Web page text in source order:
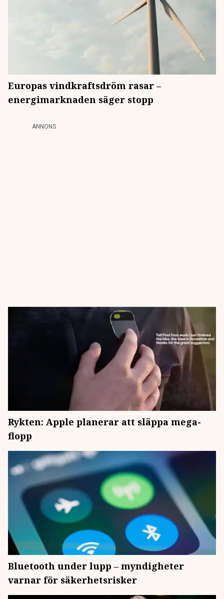
Europas vindkraftsdröm rasar –
energimarknaden säger stopp
ANNONS
Rykten: Apple planerar att släppa mega-
flopp
Bluetooth under lupp – myndigheter
varnar för säkerhetsrisker